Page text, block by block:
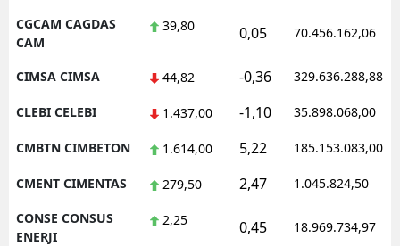
CGCAM CAGDAS
CAM
39,80 0,05 70.456.162,06
CIMSA CIMSA 44,82 -0,36 329.636.288,88
CLEBI CELEBI 1.437,00 -1,10 35.898.068,00
CMBTN CIMBETON 1.614,00 5,22 185.153.083,00
CMENT CIMENTAS 279,50 2,47 1.045.824,50
CONSE CONSUS
ENERJI
2,25 0,45 18.969.734,97